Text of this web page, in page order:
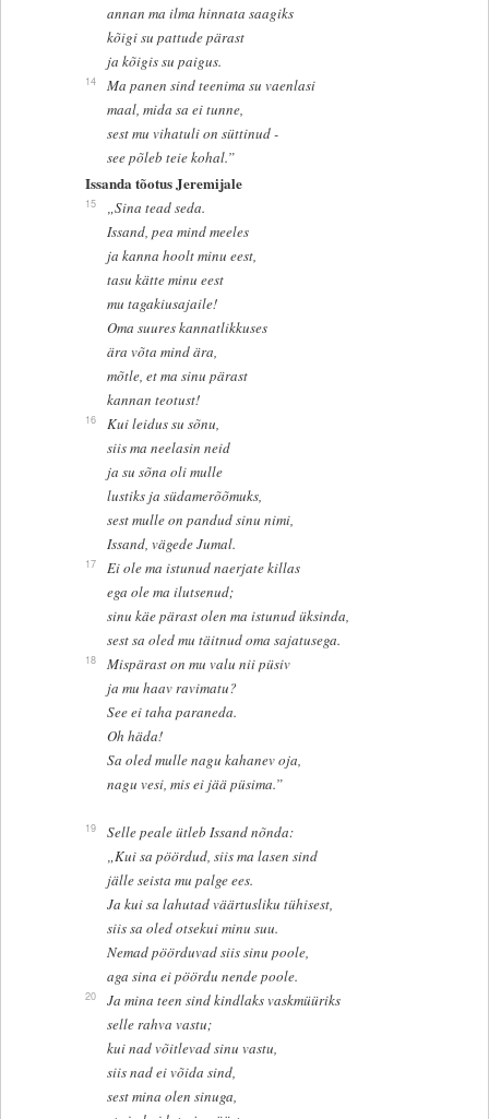
annan ma ilma hinnata saagiks
kõigi su pattude pärast
ja kõigis su paigus.
14
Ma panen sind teenima su vaenlasi
maal, mida sa ei tunne,
sest mu vihatuli on süttinud -
see põleb teie kohal.”
Issanda tõotus Jeremijale
15
„Sina tead seda.
Issand, pea mind meeles
ja kanna hoolt minu eest,
tasu kätte minu eest
mu tagakiusajaile!
Oma suures kannatlikkuses
ära võta mind ära,
mõtle, et ma sinu pärast
kannan teotust!
16
Kui leidus su sõnu,
siis ma neelasin neid
ja su sõna oli mulle
lustiks ja südamerõõmuks,
sest mulle on pandud sinu nimi,
Issand, vägede Jumal.
17
Ei ole ma istunud naerjate killas
ega ole ma ilutsenud;
sinu käe pärast olen ma istunud üksinda,
sest sa oled mu täitnud oma sajatusega.
18
Mispärast on mu valu nii püsiv
ja mu haav ravimatu?
See ei taha paraneda.
Oh häda!
Sa oled mulle nagu kahanev oja,
nagu vesi, mis ei jää püsima.”
19
Selle peale ütleb Issand nõnda:
„Kui sa pöördud, siis ma lasen sind
jälle seista mu palge ees.
Ja kui sa lahutad väärtusliku tühisest,
siis sa oled otsekui minu suu.
Nemad pöörduvad siis sinu poole,
aga sina ei pöördu nende poole.
20
Ja mina teen sind kindlaks vaskmüüriks
selle rahva vastu;
kui nad võitlevad sinu vastu,
siis nad ei võida sind,
sest mina olen sinuga,